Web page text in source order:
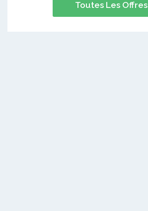
Toutes Les Offres